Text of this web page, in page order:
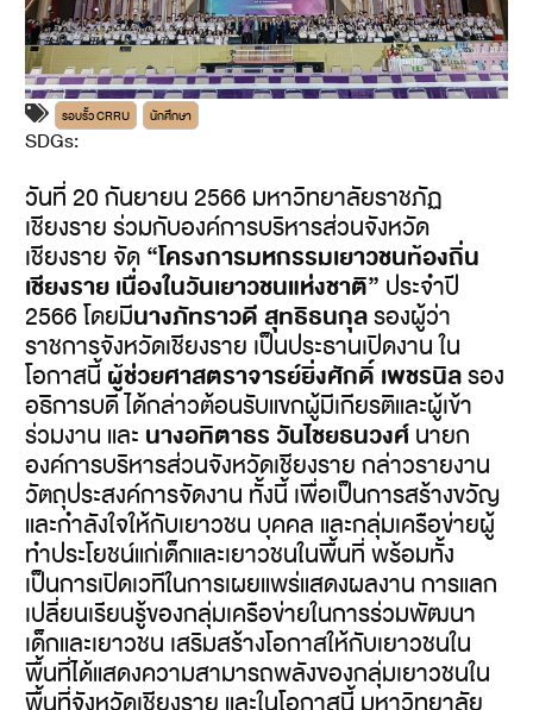
รอบรั้ว CRRU นักศึกษา
SDGs:
วันที่ 20 กันยายน 2566 มหาวิทยาลัยราชภัฏ
เชียงราย ร่วมกับองค์การบริหารส่วนจังหวัด
เชียงราย จัด“โครงการมหกรรมเยาวชนท้องถิ่น
เชียงราย เนื่องในวันเยาวชนแห่งชาติ” ประจำปี
2566 โดยมีนางภัทราวดี สุทธิธนกุลรองผู้ว่า
ราชการจังหวัดเชียงราย เป็นประธานเปิดงาน ใน
โอกาสนี้ ผู้ช่วยศาสตราจารย์ยิ่งศักดิ์ เพชรนิลรอง
อธิการบดี ได้กล่าวต้อนรับแขกผู้มีเกียรติและผู้เข้า
ร่วมงาน และ นางอทิตาธร วันไชยธนวงศ์นายก
องค์การบริหารส่วนจังหวัดเชียงราย กล่าวรายงาน
วัตถุประสงค์การจัดงาน ทั้งนี้ เพื่อเป็นการสร้างขวัญ
และกำลังใจให้กับเยาวชน บุคคล และกลุ่มเครือข่ายผู้
ทำประโยชน์แก่เด็กและเยาวชนในพื้นที่ พร้อมทั้ง
เป็นการเปิดเวทีในการเผยแพร่แสดงผลงาน การแลก
เปลี่ยนเรียนรู้ของกลุ่มเครือข่ายในการร่วมพัฒนา
เด็กและเยาวชน เสริมสร้างโอกาสให้กับเยาวชนใน
พื้นที่ได้แสดงความสามารถพลังของกลุ่มเยาวชนใน